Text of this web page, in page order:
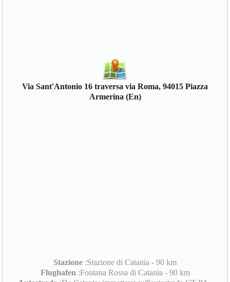
Via Sant'Antonio 16 traversa via Roma, 94015 Piazza
Armerina (En)
Stazione :Stazione di Catania - 90 km
Flughafen :Fontana Rossa di Catania - 90 km